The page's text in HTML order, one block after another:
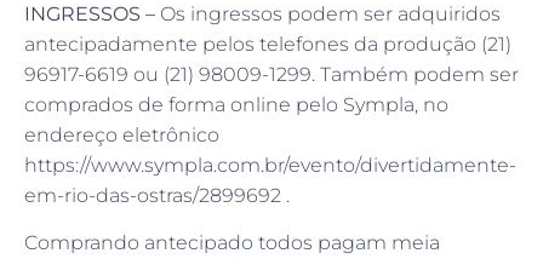
INGRESSOS – Os ingressos podem ser adquiridos
antecipadamente pelos telefones da produção (21)
96917-6619 ou (21) 98009-1299. Também podem ser
comprados de forma online pelo Sympla, no
endereço eletrônico
https://www.sympla.com.br/evento/divertidamente-
em-rio-das-ostras/2899692 .
Comprando antecipado todos pagam meia